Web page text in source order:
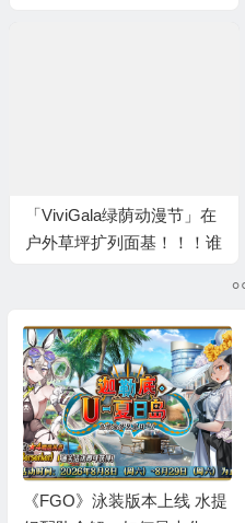
「ViviGala绿荫动漫节」在
户外草坪扩列面基！！！谁
《FGO》泳装版本上线 水提